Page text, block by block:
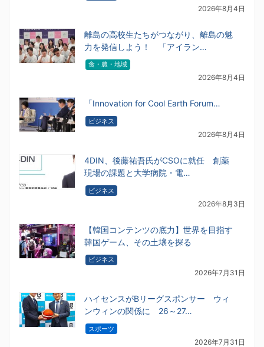
2026年8月4日
離島の高校生たちがつながり、離島の魅
力を発信しよう！ 「アイラン…
食・農・地域
2026年8月4日
「Innovation for Cool Earth Forum…
ビジネス
2026年8月4日
4DIN、後藤祐吾氏がCSOに就任 創薬
現場の課題と大学病院・電…
ビジネス
2026年8月3日
【韓国コンテンツの底力】世界を目指す
韓国ゲーム、その土壌を探る
ビジネス
2026年7月31日
ハイセンスがBリーグスポンサー ウィ
ンウィンの関係に 26～27…
スポーツ
2026年7月31日